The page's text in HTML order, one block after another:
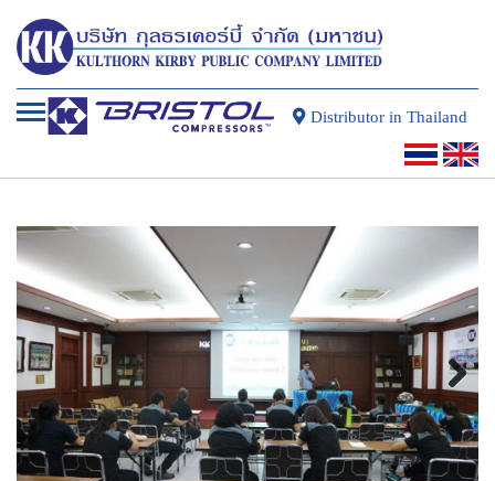
Distributor in Thailand
Next